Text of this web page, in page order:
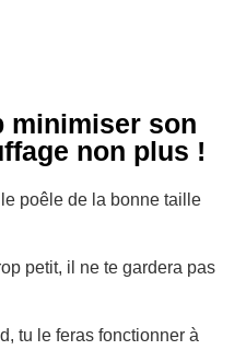
minimiser son
non plus !
poêle de la bonne taille
petit, il ne te gardera pas
tu le feras fonctionner à